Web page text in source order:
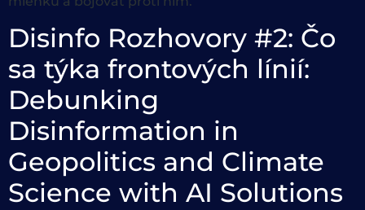
Disinfo Rozhovory #2: Čo
sa týka frontových línií:
Debunking
Disinformation in
Geopolitics and Climate
Science with AI Solutions